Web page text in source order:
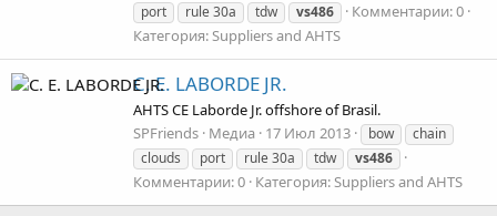
port
rule 30a tdw vs486
Комментарии: 0
Категория: Suppliers and AHTS
C. E. LABORDE JR.
AHTS CE Laborde Jr. offshore of Brasil.
SPFriends Медиа 17 Июл 2013 bow
chain
clouds
port rule 30a tdw vs486
Комментарии: 0 Категория: Suppliers and AHTS